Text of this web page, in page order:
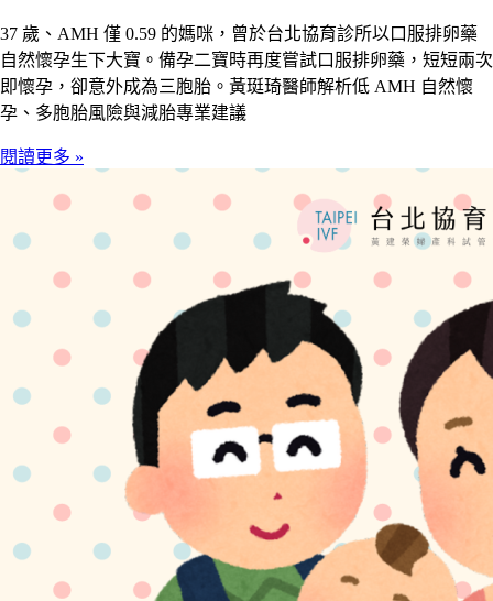
37 歲、AMH 僅 0.59 的媽咪，曾於台北協育診所以口服排卵藥
自然懷孕生下大寶。備孕二寶時再度嘗試口服排卵藥，短短兩次
即懷孕，卻意外成為三胞胎。黃珽琦醫師解析低 AMH 自然懷
孕、多胞胎風險與減胎專業建議
閱讀更多 »